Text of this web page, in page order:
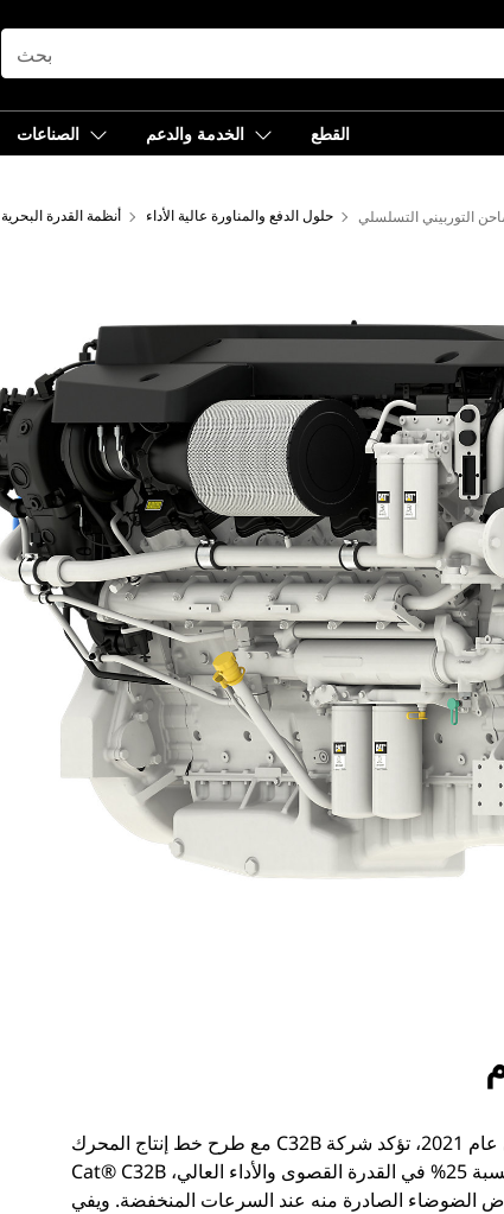
SEARCH
الصناعات الخدمة والدعم القطع
أنظمة القدرة البحرية حلول الدفع والمناورة عالية الأداء
مع طرح خط إنتاج المحرك C32B في الخدمة في عام 2021، تؤكد شركة Caterpillar Marine الآن توفر محرك الدفع البحري
Cat® C32B المُحدَّث بمواصفات القدرة 1825 - 2433 حصان بحري. ومع الزيادة بنسبة 25% في القدرة القصوى والأداء العالي،
الضوضاء الصادرة منه عند السرعات المنخفضة. ويفي